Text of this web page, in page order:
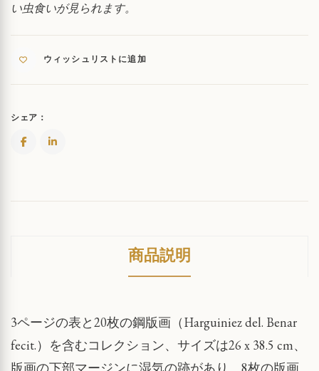
い虫食いが見られます。
ウィッシュリストに追加
シェア：
商品説明
3ページの表と20枚の鋼版画（Harguiniez del. Benar
fecit.）を含むコレクション、サイズは26 x 38.5 cm、
版画の下部マージンに湿気の跡があり、8枚の版画